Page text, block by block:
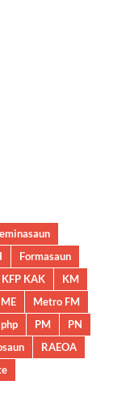
Formasaun
KFP KAK
KM
ME
Metro FM
php PM
PN
RAEOA